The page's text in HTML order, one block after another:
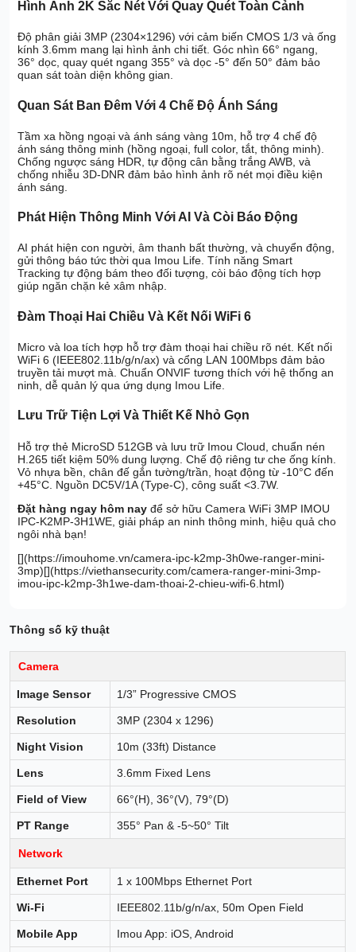
Hình Ảnh 2K Sắc Nét Với Quay Quét Toàn Cảnh
Độ phân giải 3MP (2304×1296) với cảm biến CMOS 1/3 và ống
kính 3.6mm mang lại hình ảnh chi tiết. Góc nhìn 66° ngang,
36° dọc, quay quét ngang 355° và dọc -5° đến 50° đảm bảo
quan sát toàn diện không gian.
Quan Sát Ban Đêm Với 4 Chế Độ Ánh Sáng
Tầm xa hồng ngoại và ánh sáng vàng 10m, hỗ trợ 4 chế độ
ánh sáng thông minh (hồng ngoại, full color, tắt, thông minh).
Chống ngược sáng HDR, tự động cân bằng trắng AWB, và
chống nhiễu 3D-DNR đảm bảo hình ảnh rõ nét mọi điều kiện
ánh sáng.
Phát Hiện Thông Minh Với AI Và Còi Báo Động
AI phát hiện con người, âm thanh bất thường, và chuyển động,
gửi thông báo tức thời qua Imou Life. Tính năng Smart
Tracking tự động bám theo đối tượng, còi báo động tích hợp
giúp ngăn chặn kẻ xâm nhập.
Đàm Thoại Hai Chiều Và Kết Nối WiFi 6
Micro và loa tích hợp hỗ trợ đàm thoại hai chiều rõ nét. Kết nối
WiFi 6 (IEEE802.11b/g/n/ax) và cổng LAN 100Mbps đảm bảo
truyền tải mượt mà. Chuẩn ONVIF tương thích với hệ thống an
ninh, dễ quản lý qua ứng dụng Imou Life.
Lưu Trữ Tiện Lợi Và Thiết Kế Nhỏ Gọn
Hỗ trợ thẻ MicroSD 512GB và lưu trữ Imou Cloud, chuẩn nén
H.265 tiết kiệm 50% dung lượng. Chế độ riêng tư che ống kính.
Vỏ nhựa bền, chân đế gắn tường/trần, hoạt động từ -10°C đến
+45°C. Nguồn DC5V/1A (Type-C), công suất <3.7W.
Đặt hàng ngay hôm nay để sở hữu Camera WiFi 3MP IMOU
IPC-K2MP-3H1WE, giải pháp an ninh thông minh, hiệu quả cho
ngôi nhà bạn!
[](https://imouhome.vn/camera-ipc-k2mp-3h0we-ranger-mini-
3mp)[](https://viethansecurity.com/camera-ranger-mini-3mp-
imou-ipc-k2mp-3h1we-dam-thoai-2-chieu-wifi-6.html)
Thông số kỹ thuật
Camera
Image Sensor 1/3” Progressive CMOS
Resolution 3MP (2304 x 1296)
Night Vision 10m (33ft) Distance
Lens 3.6mm Fixed Lens
Field of View 66°(H), 36°(V), 79°(D)
PT Range 355° Pan & -5~50° Tilt
Network
Ethernet Port 1 x 100Mbps Ethernet Port
Wi-Fi IEEE802.11b/g/n/ax, 50m Open Field
Mobile App Imou App: iOS, Android